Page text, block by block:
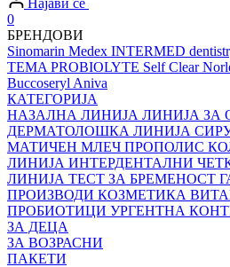
Најави се
0
БРЕНДОВИ
Sinomarin Medex INTERMED
TEMA PROBIOLYTE Self Clear
Buccoseryl Aniva
КАТЕГОРИЈА
НАЗАЛНА ЛИНИЈА ЛИНИЈА ЗА
ДЕРМАТОЛОШКА ЛИНИЈА
МАТИЧЕН МЛЕЧ ПРОПОЛИС
ЛИНИЈА ИНТЕРДЕНТАЛНИ
ЛИНИЈА ТЕСТ ЗА БРЕМЕНОСТ
ПРОИЗВОДИ КОЗМЕТИКА
ПРОБИОТИЦИ УРГЕНТНА
ЗА ДЕЦА
ЗА ВОЗРАСНИ
ПАКЕТИ